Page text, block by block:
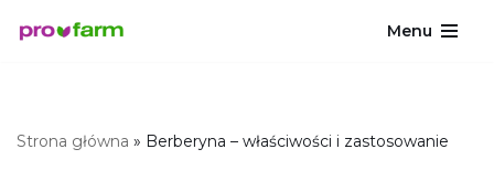
Menu
Strona główna » Berberyna – właściwości i zastosowanie